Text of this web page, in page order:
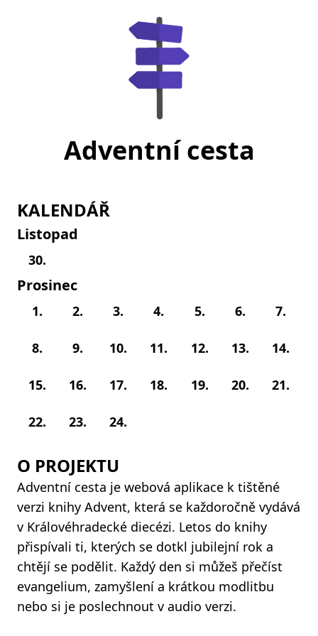
Adventní cesta
KALENDÁŘ
Listopad
30.
Prosinec
1. 2. 3. 4. 5. 6. 7.
8. 9. 10. 11. 12. 13. 14.
15. 16. 17. 18. 19. 20. 21.
22. 23. 24.
O PROJEKTU
Adventní cesta je webová aplikace k tištěné
verzi knihy Advent, která se každoročně vydává
v Královéhradecké diecézi. Letos do knihy
přispívali ti, kterých se dotkl jubilejní rok a
chtějí se podělit. Každý den si můžeš přečíst
evangelium, zamyšlení a krátkou modlitbu
nebo si je poslechnout v audio verzi.